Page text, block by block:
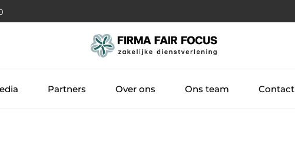
Partners Over ons Ons team Contact